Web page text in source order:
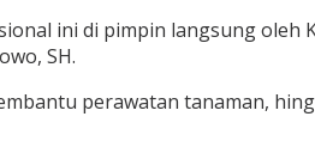
ini di pimpin langsung oleh
SH.
perawatan tanaman,